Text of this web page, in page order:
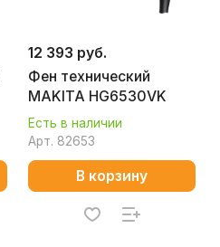
12 393 руб.
Фен технический
MAKITA HG6530VK
Есть в наличии
Арт. 82653
В корзину